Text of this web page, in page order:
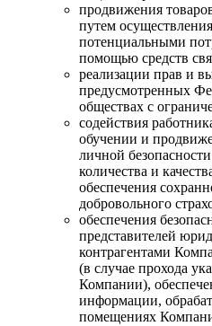
продвижения
путем
потенциальными
помощью средств
реализации прав и
предусмотренных
обществах с
содействия
обучении и
личной
количества и
обеспечения
добровольного
обеспечения
представителей
контрагентами
(в случае прохода
Компании),
информации,
помещениях